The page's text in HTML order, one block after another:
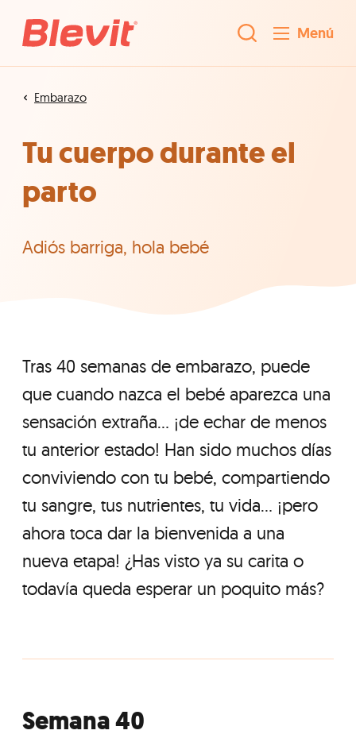
Menú
Embarazo
Tu cuerpo durante el
parto
Adiós barriga, hola bebé
Tras 40 semanas de embarazo, puede
que cuando nazca el bebé aparezca una
sensación extraña... ¡de echar de menos
tu anterior estado! Han sido muchos días
conviviendo con tu bebé, compartiendo
tu sangre, tus nutrientes, tu vida... ¡pero
ahora toca dar la bienvenida a una
nueva etapa! ¿Has visto ya su carita o
todavía queda esperar un poquito más?
Semana 40